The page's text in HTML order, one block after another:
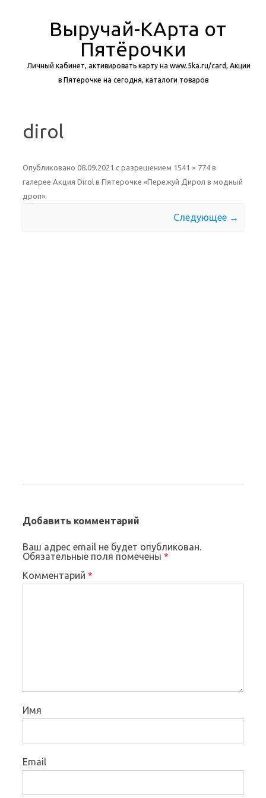
Выручай-КАрта от
Пятёрочки
Личный кабинет, активировать карту на www.5ka.ru/card, Акции
в Пятерочке на сегодня, каталоги товаров
dirol
Опубликовано 08.09.2021 с разрешением 1541 × 774 в
галерее Акция Dirol в Пятерочке «Пережуй Дирол в модный
дроп».
Следующее →
Добавить комментарий
Ваш адрес email не будет опубликован.
Обязательные поля помечены *
Комментарий *
Имя
Email